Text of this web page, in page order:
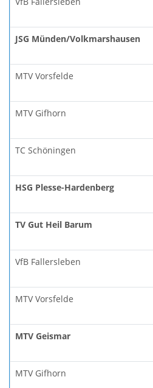
JSG Münden/Volkmarshausen
MTV Vorsfelde
MTV Gifhorn
TC Schöningen
HSG Plesse-Hardenberg
TV Gut Heil Barum
VfB Fallersleben
MTV Vorsfelde
MTV Geismar
MTV Gifhorn